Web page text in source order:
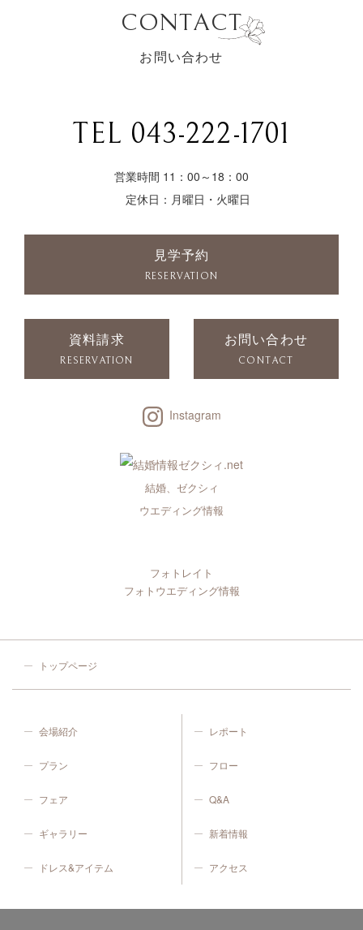
CONTACT
お問い合わせ
TEL 043-222-1701
営業時間 11：00～18：00
定休日：月曜日・火曜日
見学予約
RESERVATION
資料請求
RESERVATION
お問い合わせ
CONTACT
Instagram
結婚、ゼクシィ
ウエディング情報
フォトレイト
フォトウエディング情報
トップページ
会場紹介
プラン
フェア
ギャラリー
ドレス&アイテム
レポート
フロー
Q&A
新着情報
アクセス